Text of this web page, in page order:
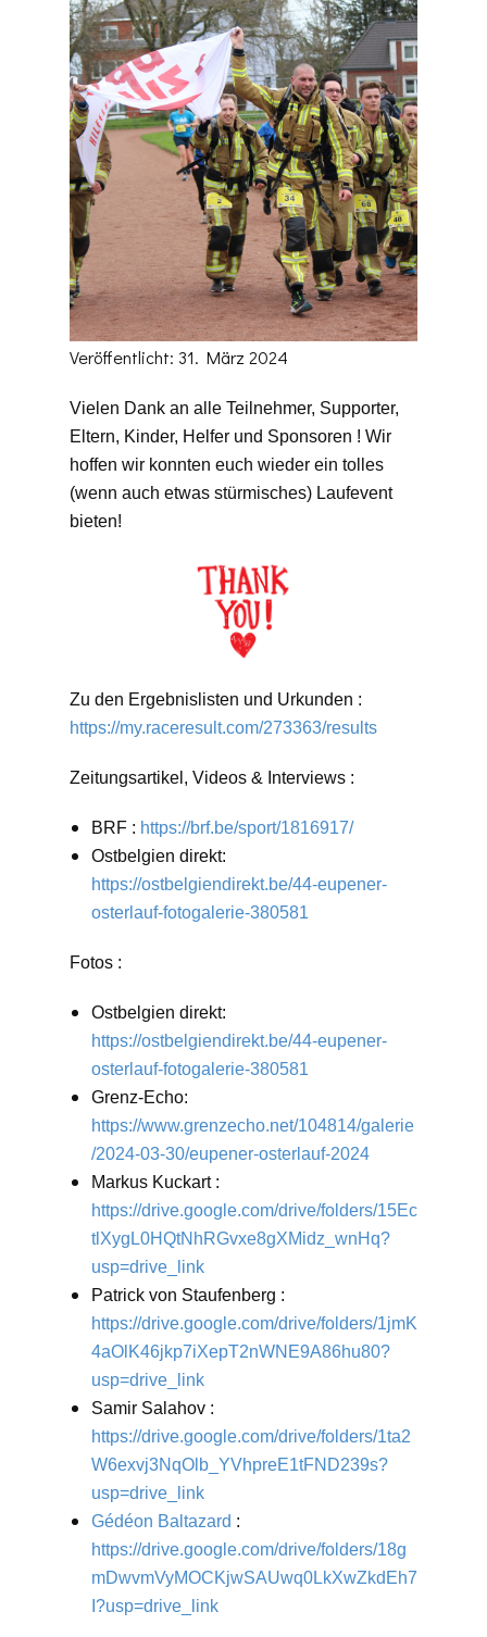
Veröffentlicht: 31. März 2024
Vielen Dank an alle Teilnehmer, Supporter,
Eltern, Kinder, Helfer und Sponsoren ! Wir
hoffen wir konnten euch wieder ein tolles
(wenn auch etwas stürmisches) Laufevent
bieten!
Zu den Ergebnislisten und Urkunden :
https://my.raceresult.com/273363/results
Zeitungsartikel, Videos & Interviews :
BRF : https://brf.be/sport/1816917/
Ostbelgien direkt:
https://ostbelgiendirekt.be/44-eupener-
osterlauf-fotogalerie-380581
Fotos :
Ostbelgien direkt:
https://ostbelgiendirekt.be/44-eupener-
osterlauf-fotogalerie-380581
Grenz-Echo:
https://www.grenzecho.net/104814/galerie
/2024-03-30/eupener-osterlauf-2024
Markus Kuckart :
https://drive.google.com/drive/folders/15Ec
tlXygL0HQtNhRGvxe8gXMidz_wnHq?
usp=drive_link
Patrick von Staufenberg :
https://drive.google.com/drive/folders/1jmK
4aOlK46jkp7iXepT2nWNE9A86hu80?
usp=drive_link
Samir Salahov :
https://drive.google.com/drive/folders/1ta2
W6exvj3NqOlb_YVhpreE1tFND239s?
usp=drive_link
Gédéon Baltazard :
https://drive.google.com/drive/folders/18g
mDwvmVyMOCKjwSAUwq0LkXwZkdEh7
I?usp=drive_link